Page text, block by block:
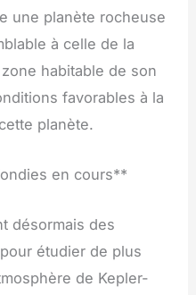
une planète rocheuse
à celle de la
habitable de son
favorables à la
planète.
en cours**
désormais des
étudier de plus
de Kepler-